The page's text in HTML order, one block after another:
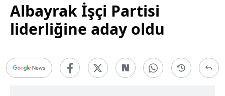
Albayrak İşçi Partisi
liderliğine aday oldu